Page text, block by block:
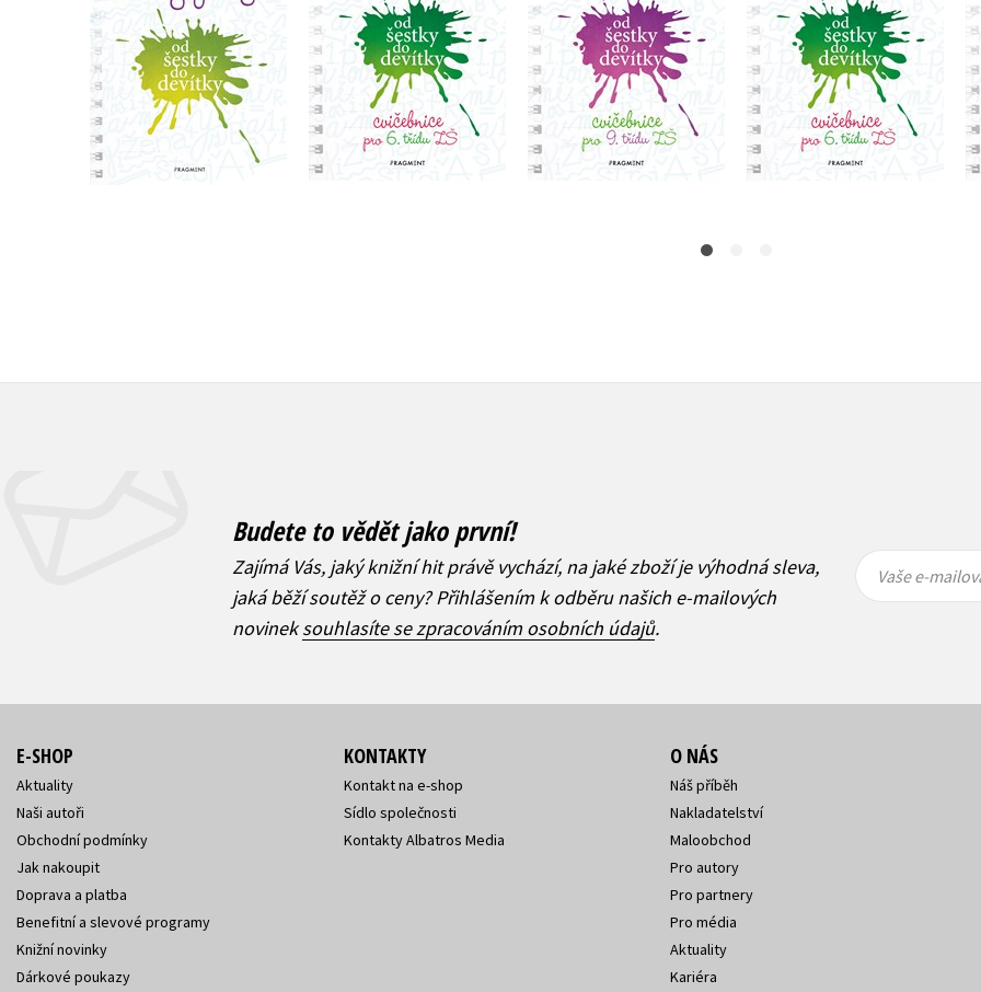
Do košíku
159 Kč
Do košíku Do košíku Do košíku
Budete to vědět jako první!
Zajímá Vás, jaký knižní hit právě vychází, na jaké zboží je výhodná sleva,
jaká běží soutěž o ceny? Přihlášením k odběru našich e-mailových
novineksouhlasíte se zpracováním osobních údajů.
mailová
mailová
Vaše e-
E-SHOP
Aktuality
Naši autoři
Obchodní podmínky
Jak nakoupit
Doprava a platba
Benefitní a slevové programy
Knižní novinky
Dárkové poukazy
KONTAKTY
Kontakt na e-shop
Sídlo společnosti
Kontakty Albatros Media
O NÁS
Náš příběh
Nakladatelství
Maloobchod
Pro autory
Pro partnery
Pro média
Aktuality
Kariéra